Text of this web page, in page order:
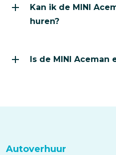
Ja, de MINI Aceman is
Kan ik de MINI
huren?
Ja, omdat hij elektrisch
Is de MINI Aceman
Autoverhuur